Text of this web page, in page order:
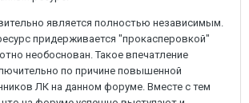
является полностью независимым.
придерживается "прокасперовкой"
необоснован. Такое впечатление
по причине повышенной
ЛК на данном форуме. Вместе с тем